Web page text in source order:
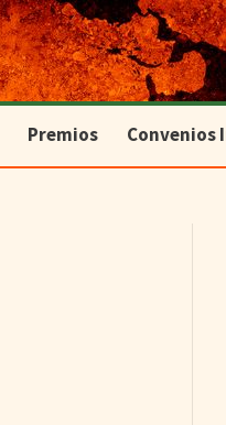
Premios Convenios
Premios Convenios